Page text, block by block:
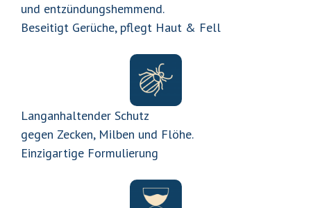
und entzündungshemmend.
Beseitigt Gerüche, pflegt Haut & Fell
Langanhaltender Schutz
gegen Zecken, Milben und Flöhe.
Einzigartige Formulierung